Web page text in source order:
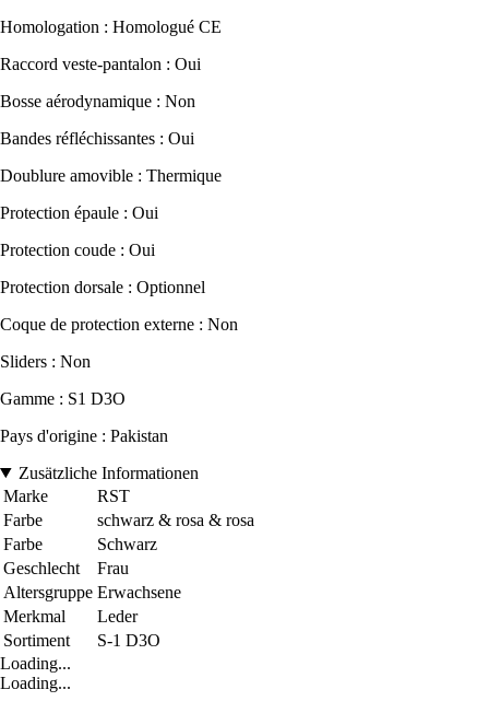
Homologation : Homologué CE
Raccord veste-pantalon : Oui
Bosse aérodynamique : Non
Bandes réfléchissantes : Oui
Doublure amovible : Thermique
Protection épaule : Oui
Protection coude : Oui
Protection dorsale : Optionnel
Coque de protection externe : Non
Sliders : Non
Gamme : S1 D3O
Pays d'origine : Pakistan
Zusätzliche Informationen
Marke
RST
Farbe
schwarz & rosa & rosa
Farbe
Schwarz
Geschlecht
Frau
Altersgruppe Erwachsene
Merkmal
Leder
Sortiment
S-1 D3O
Loading...
Loading...